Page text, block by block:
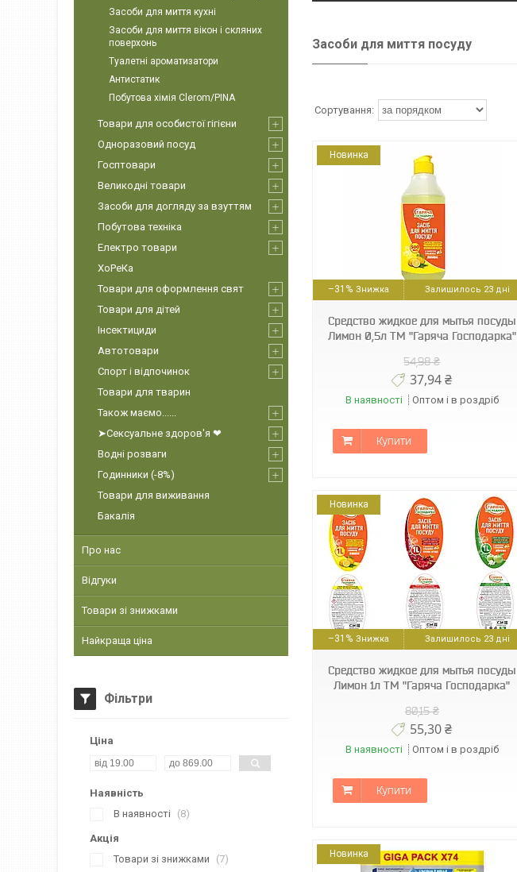
Засоби для миття посуду
4820229300400
Новинка
–31% Залишилось 23 дні
Средство жидкое для мытья посуды
Лимон 0,5л ТМ "Гаряча Господарка"
54,98 ₴
37,94 ₴
В наявності Оптом і в роздріб
Купити
4820229300387
Новинка
–31% Залишилось 23 дні
Средство жидкое для мытья посуды
Лимон 1л ТМ "Гаряча Господарка"
80,15 ₴
55,30 ₴
В наявності Оптом і в роздріб
Купити
4820229300417
Новинка
Засоби для миття кухні
Засоби для миття вікон і скляних
поверхонь
Туалетні ароматизатори
Антистатик
Побутова хімія Clerom/PINA
Товари для особистої гігієни
Одноразовий посуд
Госптовари
Великодні товари
Засоби для догляду за взуттям
Побутова техніка
Електро товари
ХоРеКа
Товари для оформлення свят
Товари для дітей
Інсектициди
Автотовари
Спорт і відпочинок
Товари для тварин
Також маємо......
➤Сексуальне здоров'я ❤
Водні розваги
Годинники (-8%)
Товари для виживання
Бакалія
Про нас
Відгуки
Товари зі знижками
Найкраща ціна
Фільтри
Ціна
Наявність
В наявності
8
Акція
Товари зі знижками
7